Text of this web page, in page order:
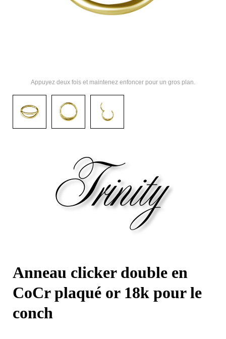
Appuyez deux fois et maintenez enfoncer pour un gros plan.
Anneau clicker double en
CoCr plaqué or 18k pour le
conch